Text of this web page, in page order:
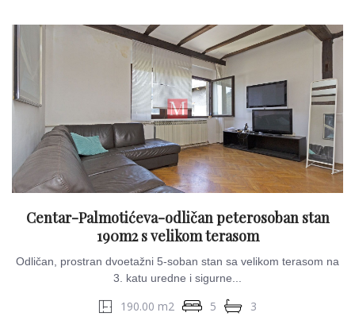
Centar-Palmotićeva-odličan peterosoban stan
190m2 s velikom terasom
Odličan, prostran dvoetažni 5-soban stan sa velikom terasom na
3. katu uredne i sigurne...
190.00 m2 5 3